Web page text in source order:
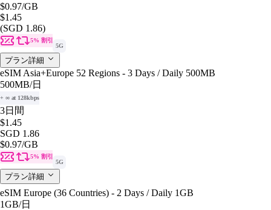
$0.97/GB
$1.45
(SGD 1.86)
5% 割引
5G
プラン詳細
eSIM Asia+Europe 52 Regions - 3 Days / Daily 500MB
500MB/日
+ ∞ at 128kbps
3日間
$1.45
SGD 1.86
$0.97/GB
5% 割引
5G
プラン詳細
eSIM Europe (36 Countries) - 2 Days / Daily 1GB
1GB/日